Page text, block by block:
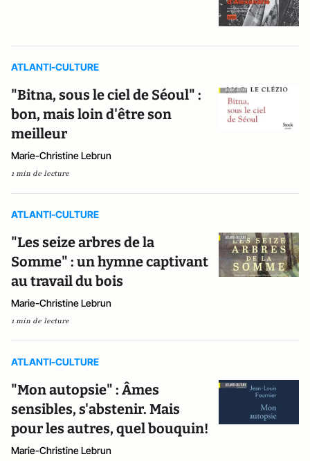
ATLANTI-CULTURE
"Bitna, sous le ciel de Séoul" :
bon, mais loin d'être son
meilleur
Marie-Christine Lebrun
1 min de lecture
ATLANTI-CULTURE
"Les seize arbres de la
Somme" : un hymne captivant
au travail du bois
Marie-Christine Lebrun
1 min de lecture
ATLANTI-CULTURE
"Mon autopsie" : Âmes
sensibles, s'abstenir. Mais
pour les autres, quel bouquin!
Marie-Christine Lebrun